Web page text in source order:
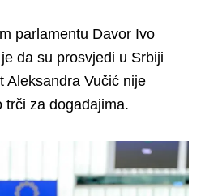
parlamentu Davor Ivo
da su prosvjedi u Srbiji
Aleksandra Vučić nije
trči za događajima.